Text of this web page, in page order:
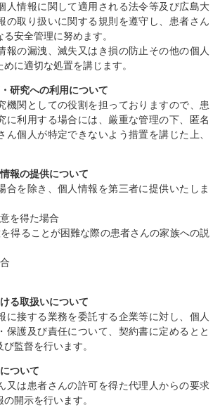
人情報に関して適用される法令等及び広島大
の取り扱いに関する規則を遵守し、患者さん
安全管理に努めます。
報の漏洩、滅失又はき損の防止その他の個人
に適切な処置を講じます。
研究への利用について
機関としての役割を担っておりますので、患
に利用する場合には、厳重な管理の下、匿名
ん個人が特定できないよう措置を講じた上、
報の提供について
合を除き、個人情報を第三者に提供いたしま
を得た場合
得ることが困難な際の患者さんの家族への説
る取扱いについて
に接する業務を委託する企業等に対し、個人
保護及び責任について、契約書に定めるとと
監督を行います。
ついて
又は患者さんの許可を得た代理人からの要求
開示を行います。